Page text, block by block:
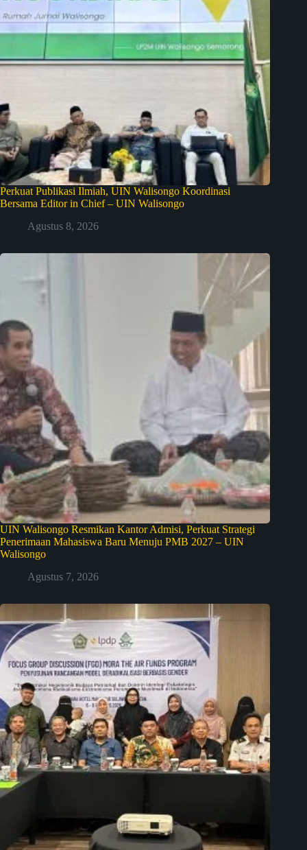
Perkuat Publikasi Ilmiah, UIN Walisongo Koordinasi
Bersama Editor in Chief – UIN Walisongo
Agustus 8, 2026
UIN Walisongo Resmikan Kantor Admisi, Perkuat Strategi
Penerimaan Mahasiswa Baru Menuju PMB 2027 – UIN
Walisongo
Agustus 7, 2026